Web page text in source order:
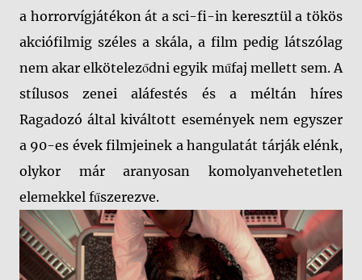
a horrorvígjátékon át a sci-fi-in keresztül a tökös
akciófilmig széles a skála, a film pedig látszólag
nem akar elköteleződni egyik műfaj mellett sem. A
stílusos zenei aláfestés és a méltán híres
Ragadozó által kiváltott események nem egyszer
a 90-es évek filmjeinek a hangulatát tárják elénk,
olykor már aranyosan komolyanvehetetlen
elemekkel fűszerezve.